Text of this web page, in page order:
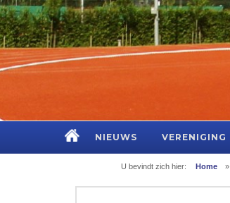
NIEUWS VERENIGING
U bevindt zich hier: Home »